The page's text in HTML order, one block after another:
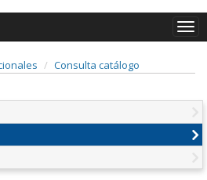
Consulta catálogo